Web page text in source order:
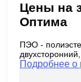
Цены на
Оптима
ПЭО -
Подробнее о